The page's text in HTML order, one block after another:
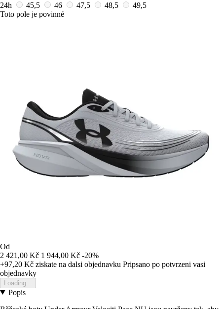
24h
45,5 46 47,5 48,5
49,5
Toto pole je povinné
Od
2 421,00 Kč 1 944,00 Kč -20%
+97,20 Kč ziskate na dalsi objednavku Pripsano po potvrzeni vasi
objednavky
Loading...
Popis